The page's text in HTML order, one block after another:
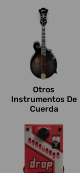
Otros
Instrumentos De
Cuerda